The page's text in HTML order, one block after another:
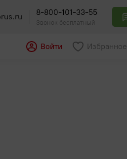
8-800-101-33-55
Звонок бесплатный
Войти Избранное